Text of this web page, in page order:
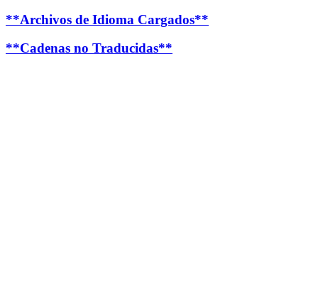
**Archivos de Idioma Cargados**
**Cadenas no Traducidas**